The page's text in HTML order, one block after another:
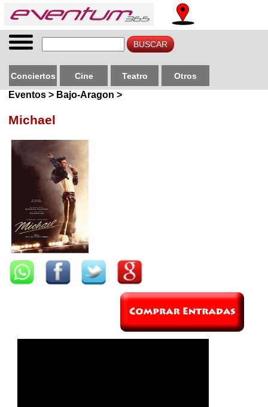
Conciertos Cine Teatro Otros
Eventos > Bajo-Aragon >
Michael